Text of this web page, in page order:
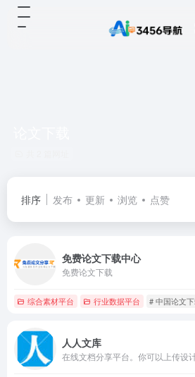
排序 发布 更新 浏览 点赞
免费论文下载中心
免费论文下载
综合素材平台 行业数据平台 # 中国论文
人人文库